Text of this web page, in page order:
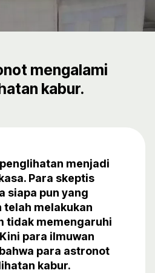
mengalami
kabur.
menjadi
Para skeptis
siapa pun yang
telah melakukan
tidak memengaruhi
para ilmuwan
para astronot
kabur.